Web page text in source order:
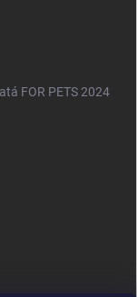
FOR PETS 2024